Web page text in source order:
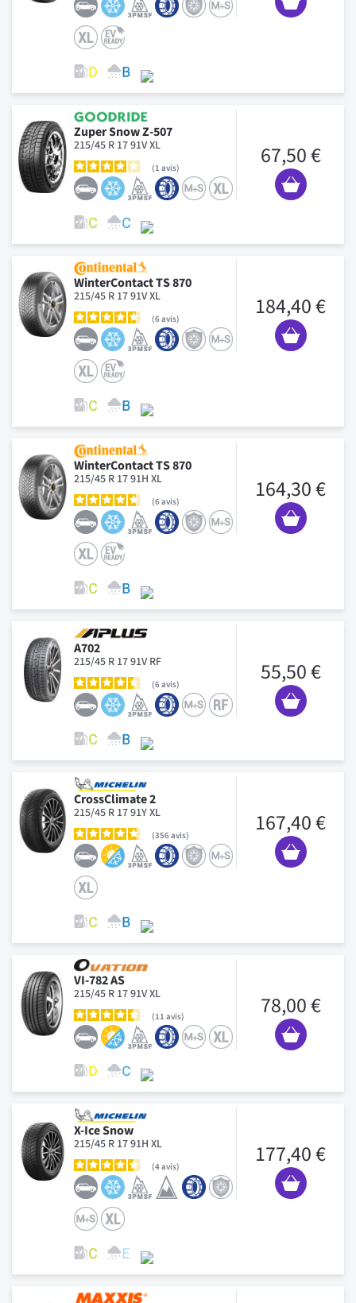
Zuper Snow Z-507
215/45 R 17 91V XL
1 avis 67,50 €
WinterContact TS 870
215/45 R 17 91V XL
6avis 184,40 €
WinterContact TS 870
215/45 R 17 91H XL
6avis 164,30 €
A702
215/45 R 17 91V RF
6avis 55,50 €
CrossClimate 2
215/45 R 17 91Y XL
356avis 167,40 €
VI-782 AS
215/45 R 17 91V XL
11 avis 78,00 €
X-Ice Snow
215/45 R 17 91H XL
4avis 177,40 €